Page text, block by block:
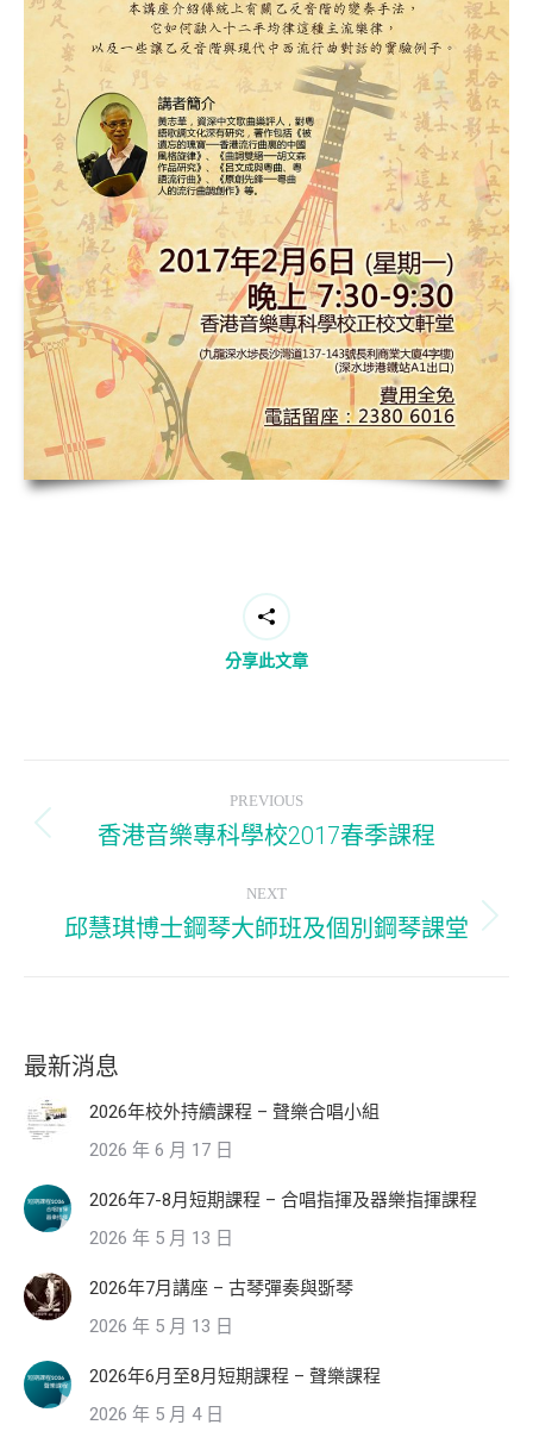
分享此文章
navigation
PREVIOUS
Previous
香港音樂專科學校2017春季課程
NEXT
Next
邱慧琪博士鋼琴大師班及個別鋼琴課堂
最新消息
2026年校外持續課程 – 聲樂合唱小組
2026 年 6 月 17 日
2026年7-8月短期課程 – 合唱指揮及器樂指揮課程
2026 年 5 月 13 日
2026年7月講座 – 古琴彈奏與斲琴
2026 年 5 月 13 日
2026年6月至8月短期課程 – 聲樂課程
2026 年 5 月 4 日